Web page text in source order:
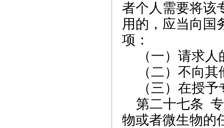
者个人需要将该
用的，应当向国
项：
（一）请求
（二）不向
（三）在授
第二十七条
物或者微生物的